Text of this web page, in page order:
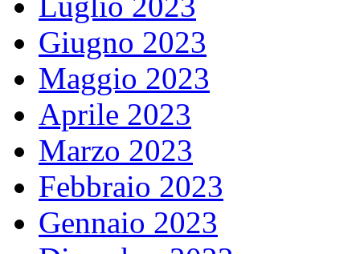
Giugno 2023
Maggio 2023
Aprile 2023
Marzo 2023
Febbraio 2023
Gennaio 2023